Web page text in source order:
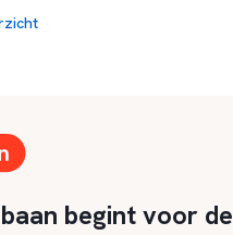
begint voor de